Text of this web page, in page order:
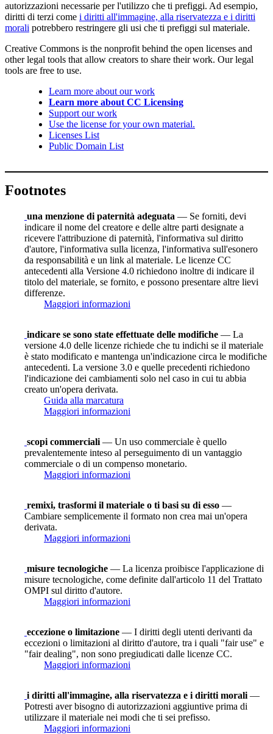
autorizzazioni necessarie per l'utilizzo che ti prefiggi. Ad esempio,
diritti di terzi come i diritti all'immagine, alla riservatezza e i diritti
morali potrebbero restringere gli usi che ti prefiggi sul materiale.
Creative Commons is the nonprofit behind the open licenses and
other legal tools that allow creators to share their work. Our legal
tools are free to use.
Learn more about our work
Learn more about CC Licensing
Support our work
Use the license for your own material.
Licenses List
Public Domain List
Footnotes
una menzione di paternità adeguata — Se forniti, devi
indicare il nome del creatore e delle altre parti designate a
ricevere l'attribuzione di paternità, l'informativa sul diritto
d'autore, l'informativa sulla licenza, l'informativa sull'esonero
da responsabilità e un link al materiale. Le licenze CC
antecedenti alla Versione 4.0 richiedono inoltre di indicare il
titolo del materiale, se fornito, e possono presentare altre lievi
differenze.
Maggiori informazioni
indicare se sono state effettuate delle modifiche — La
versione 4.0 delle licenze richiede che tu indichi se il materiale
è stato modificato e mantenga un'indicazione circa le modifiche
antecedenti. La versione 3.0 e quelle precedenti richiedono
l'indicazione dei cambiamenti solo nel caso in cui tu abbia
creato un'opera derivata.
Guida alla marcatura
Maggiori informazioni
scopi commerciali — Un uso commerciale è quello
prevalentemente inteso al perseguimento di un vantaggio
commerciale o di un compenso monetario.
Maggiori informazioni
remixi, trasformi il materiale o ti basi su di esso —
Cambiare semplicemente il formato non crea mai un'opera
derivata.
Maggiori informazioni
misure tecnologiche — La licenza proibisce l'applicazione di
misure tecnologiche, come definite dall'articolo 11 del Trattato
OMPI sul diritto d'autore.
Maggiori informazioni
eccezione o limitazione — I diritti degli utenti derivanti da
eccezioni o limitazioni al diritto d'autore, tra i quali "fair use" e
"fair dealing", non sono pregiudicati dalle licenze CC.
Maggiori informazioni
i diritti all'immagine, alla riservatezza e i diritti morali —
Potresti aver bisogno di autorizzazioni aggiuntive prima di
utilizzare il materiale nei modi che ti sei prefisso.
Maggiori informazioni